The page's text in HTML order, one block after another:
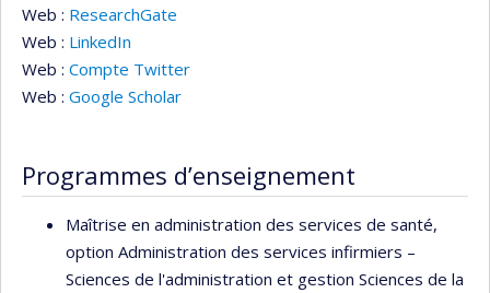
Web : ResearchGate
Web : LinkedIn
Web : Compte Twitter
Web : Google Scholar
Programmes d’enseignement
Maîtrise en administration des services de santé,
option Administration des services infirmiers –
Sciences de l'administration et gestion Sciences de la